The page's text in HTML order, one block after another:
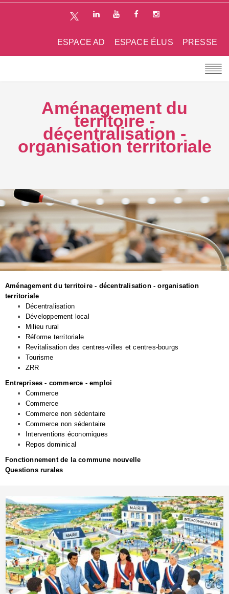
PRESSE
ESPACE ÉLUS
ESPACE AD
Aménagement du
territoire -
décentralisation -
organisation territoriale
Aménagement du territoire - décentralisation - organisation
territoriale
Décentralisation
Développement local
Milieu rural
Réforme territoriale
Revitalisation des centres-villes et centres-bourgs
Tourisme
ZRR
Entreprises - commerce - emploi
Commerce
Commerce
Commerce non sédentaire
Commerce non sédentaire
Interventions économiques
Repos dominical
Fonctionnement de la commune nouvelle
Questions rurales